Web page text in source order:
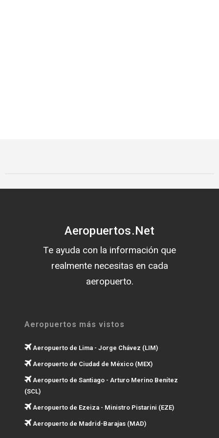
Aeropuertos.Net
Te ayuda con la información que
realmente necesitas en cada
aeropuerto.
Aeropuertos más vistos
Aeropuerto de Lima - Jorge Chávez (LIM)
Aeropuerto de Ciudad de México (MEX)
Aeropuerto de Santiago - Arturo Merino Benítez
(SCL)
Aeropuerto de Ezeiza - Ministro Pistarini (EZE)
Aeropuerto de Madrid-Barajas (MAD)